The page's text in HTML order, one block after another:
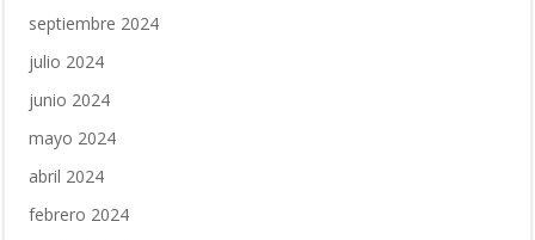
septiembre 2024
julio 2024
junio 2024
mayo 2024
abril 2024
febrero 2024